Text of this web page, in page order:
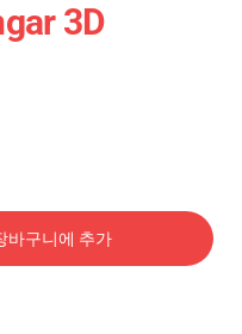
3D
바구니에 추가